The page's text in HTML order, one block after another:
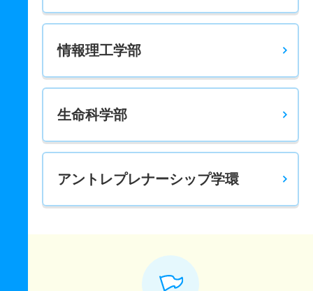
5人 2倍 2.30倍 127人 126人 63人 53.30
健康スポーツ社会学科 一般 共テ 前期４科目型
11人 4.20倍 4.40倍
健康スポーツ社会学科 一般 ニ 後期３科目型
2人 3倍 1.50倍 27人 27人 9人
1.30倍
情報理工学部
生命科学部
アントレプレナーシップ学環